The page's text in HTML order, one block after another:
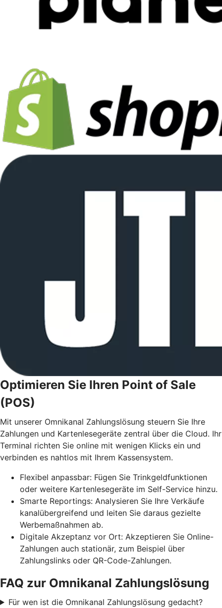
Optimieren Sie Ihren Point of Sale
(POS)
Mit unserer Omnikanal Zahlungslösung steuern Sie Ihre
Zahlungen und Kartenlesegeräte zentral über die Cloud. Ihr
Terminal richten Sie online mit wenigen Klicks ein und
verbinden es nahtlos mit Ihrem Kassensystem.
Flexibel anpassbar: Fügen Sie Trinkgeldfunktionen
oder weitere Kartenlesegeräte im Self-Service hinzu.
Smarte Reportings: Analysieren Sie Ihre Verkäufe
kanalübergreifend und leiten Sie daraus gezielte
Werbemaßnahmen ab.
Digitale Akzeptanz vor Ort: Akzeptieren Sie Online-
Zahlungen auch stationär, zum Beispiel über
Zahlungslinks oder QR-Code-Zahlungen.
FAQ zur Omnikanal Zahlungslösung
Für wen ist die Omnikanal Zahlungslösung gedacht?